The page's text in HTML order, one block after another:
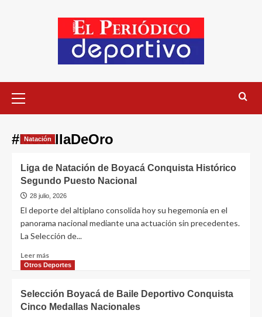
#MedallaDeOro
Natación
Liga de Natación de Boyacá Conquista Histórico
Segundo Puesto Nacional
28 julio, 2026
El deporte del altiplano consolida hoy su hegemonía en el
panorama nacional mediante una actuación sin precedentes.
La Selección de...
Leer más
Otros Deportes
Selección Boyacá de Baile Deportivo Conquista
Cinco Medallas Nacionales